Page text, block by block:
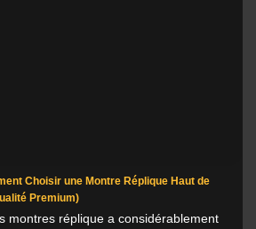
Choisir une Montre Réplique Haut de
Premium)
montres réplique a considérablement